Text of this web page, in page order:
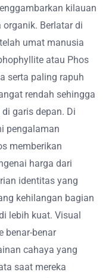
kilauan
Berlatar di
umat manusia
atau Phos
serta paling rapuh
rendah sehingga
garis depan. Di
pengalaman
memberikan
harga dari
identitas yang
kehilangan bagian
lebih kuat. Visual
benar-benar
cahaya yang
saat mereka